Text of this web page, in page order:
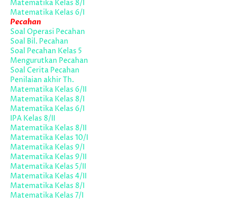
Matematika Kelas 8/I
Matematika Kelas 6/I
Pecahan
Soal Operasi Pecahan
Soal Bil. Pecahan
Soal Pecahan Kelas 5
Mengurutkan Pecahan
Soal Cerita Pecahan
Penilaian akhir Th.
Matematika Kelas 6/II
Matematika Kelas 8/I
Matematika Kelas 6/I
IPA Kelas 8/II
Matematika Kelas 8/II
Matematika Kelas 10/I
Matematika Kelas 9/I
Matematika Kelas 9/II
Matematika Kelas 5/II
Matematika Kelas 4/II
Matematika Kelas 8/I
Matematika Kelas 7/I